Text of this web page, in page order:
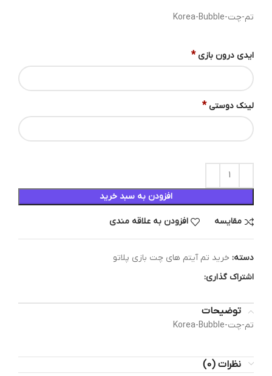
تم-چت-Korea-Bubble
ایدی درون بازی *
لینک دوستی *
افزودن به سبد خرید
مقایسه افزودن به علاقه مندی
دسته: خرید تم آیتم های چت بازی پلاتو
اشتراک گذاری:
توضیحات
تم-چت-Korea-Bubble
نظرات (0)